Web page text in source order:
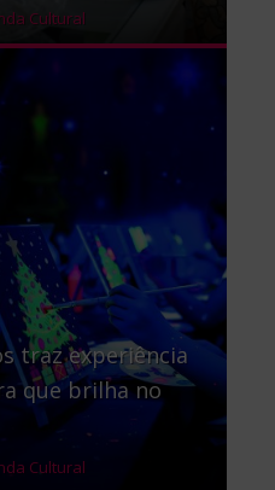
Cultural
traz experiência
que brilha no
Cultural